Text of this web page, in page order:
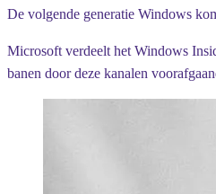
De volgende generatie Windows
Microsoft verdeelt het Windows
banen door deze kanalen